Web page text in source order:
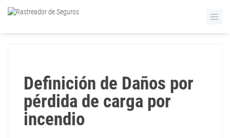
Definición de Daños por
pérdida de carga por
incendio